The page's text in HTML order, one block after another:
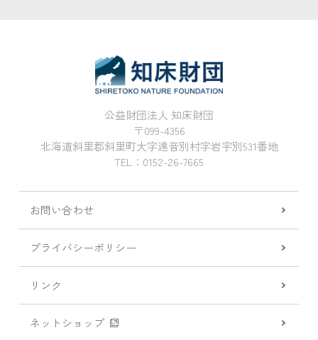
公益財団法人 知床財団
〒099-4356
北海道斜里郡斜里町大字遠音別村字岩宇別531番地
TEL：0152-26-7665
お問い合わせ
プライバシーポリシー
リンク
ネットショップ